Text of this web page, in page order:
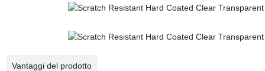
Vantaggi del prodotto